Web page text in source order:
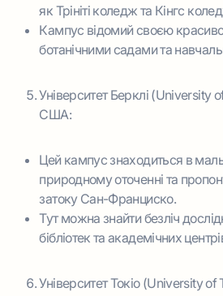
як Трініті коледж та Кінгс
Кампус відомий своєю
ботанічними садами та
Університет Берклі (University
США:
Цей кампус знаходиться в
природному оточенні та
затоку Сан-Франциско.
Тут можна знайти безліч
бібліотек та академічних
Університет Токіо (University of